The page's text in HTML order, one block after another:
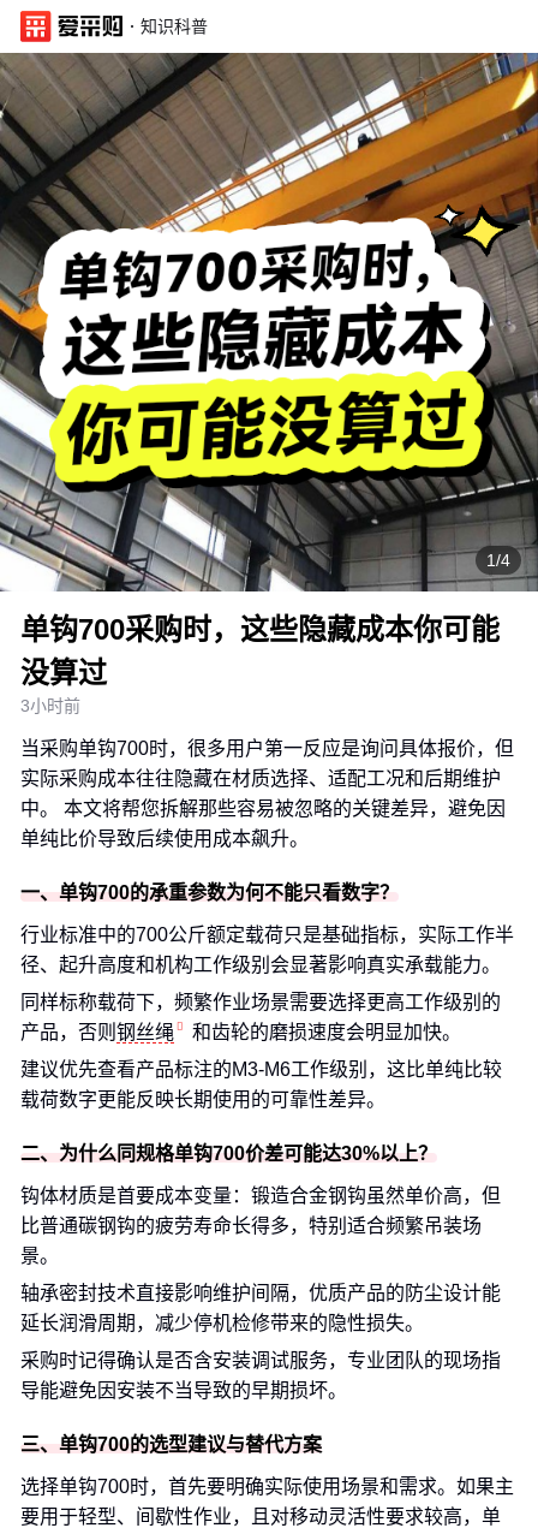
· 知识科普
1/4
单钩700采购时，这些隐藏成本你可能
没算过
3小时前
当采购单钩700时，很多用户第一反应是询问具体报价，但
实际采购成本往往隐藏在材质选择、适配工况和后期维护
中。 本文将帮您拆解那些容易被忽略的关键差异，避免因
单纯比价导致后续使用成本飙升。
一、单钩700的承重参数为何不能只看数字？
行业标准中的700公斤额定载荷只是基础指标，实际工作半
径、起升高度和机构工作级别会显著影响真实承载能力。
同样标称载荷下，频繁作业场景需要选择更高工作级别的
产品，否则 钢丝绳
和齿轮的磨损速度会明显加快。
建议优先查看产品标注的M3-M6工作级别，这比单纯比较
载荷数字更能反映长期使用的可靠性差异。
二、为什么同规格单钩700价差可能达30%以上？
钩体材质是首要成本变量：锻造合金钢钩虽然单价高，但
比普通碳钢钩的疲劳寿命长得多，特别适合频繁吊装场
景。
轴承密封技术直接影响维护间隔，优质产品的防尘设计能
延长润滑周期，减少停机检修带来的隐性损失。
采购时记得确认是否含安装调试服务，专业团队的现场指
导能避免因安装不当导致的早期损坏。
三、单钩700的选型建议与替代方案
选择单钩700时，首先要明确实际使用场景和需求。如果主
要用于轻型、间歇性作业，且对移动灵活性要求较高，单